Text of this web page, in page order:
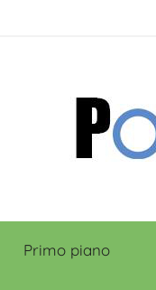
Portale
Diabete
Primo piano